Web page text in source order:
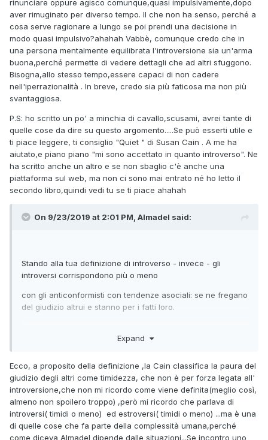
rinunciare oppure agisco comunque,quasi impulsivamente,dopo
aver rimuginato per diverso tempo. Il che non ha senso, perché a
cosa serve ragionare a lungo se poi prendi una decisione in
modo quasi impulsivo?ahahah Vabbè, comunque credo che in
una persona mentalmente equilibrata l'introversione sia un'arma
buona,perché permette di vedere dettagli che ad altri sfuggono.
Bisogna,allo stesso tempo,essere capaci di non cadere
nell'iperrazionalità . In breve, credo sia più faticosa ma non più
svantaggiosa.
P.S: ho scritto un po' a minchia di cavallo,scusami, avrei tante di
quelle cose da dire su questo argomento.....Se può esserti utile e
ti piace leggere, ti consiglio "Quiet " di Susan Cain . A me ha
aiutato,e piano piano "mi sono accettato in quanto introverso". Ne
ha scritto anche un altro e se non sbaglio c'è anche una
piattaforma sul web, ma non ci sono mai entrato né ho letto il
secondo libro,quindi vedi tu se ti piace ahahah
On 9/23/2019 at 2:01 PM, Almadel said:
Stando alla tua definizione di introverso - invece - gli
introversi corrispondono più o meno
con gli anticonformisti con tendenze asociali: se ne fregano
del giudizio altrui e stanno per i fatti loro.
Expand
Ecco, a proposito della definizione ,la Cain classifica la paura del
giudizio degli altri come timidezza, che non è per forza legata all'
introversione,che non mi ricordo come viene definita(meglio così,
almeno non spoilero troppo) ,però mi ricordo che parlava di
introversi( timidi o meno) ed estroversi( timidi o meno) ...ma è una
di quelle cose che fa parte della complessità umana,perché
come diceva Almadel dipende dalle situazioni...Se incontro uno